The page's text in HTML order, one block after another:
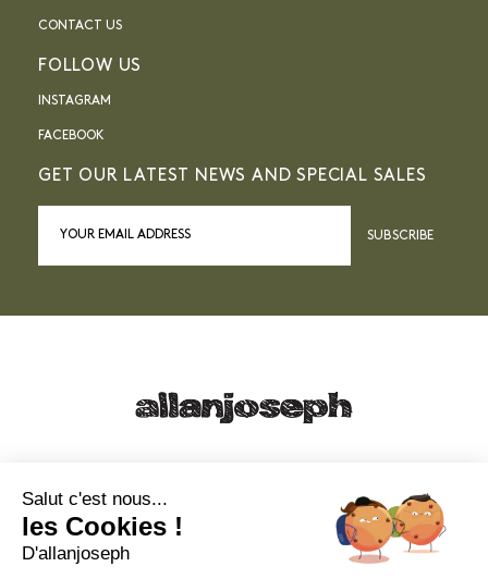
CONTACT US
FOLLOW US
INSTAGRAM
FACEBOOK
GET OUR LATEST NEWS AND SPECIAL SALES
SUBSCRIBE
49, RUE FRANCIS DAVSO - 13001 MARSEILLE
Salut c'est nous...
les Cookies !
D'allanjoseph